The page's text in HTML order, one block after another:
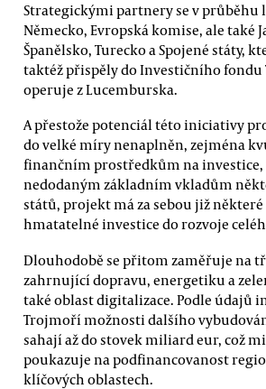
Strategickými partnery se v průběhu
Německo, Evropská komise, ale také
Španělsko, Turecko a Spojené státy,
taktéž přispěly do Investičního
operuje z Lucemburska.
A přestože potenciál této iniciativy
do velké míry nenaplněn, zejména
finančním prostředkům na
nedodaným základním vkladům
států, projekt má za sebou již
hmatatelné investice do rozvoje
Dlouhodobě se přitom zaměřuje na
zahrnující dopravu, energetiku a
také oblast digitalizace. Podle údajů
Trojmoří možnosti dalšího
sahají až do stovek miliard eur, což
poukazuje na podfinancovanost
klíčových oblastech.